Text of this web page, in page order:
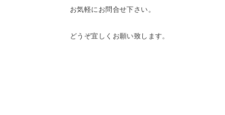
お気軽にお問合せ下さい。
どうぞ宜しくお願い致します。